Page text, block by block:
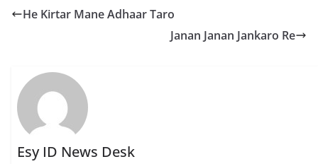
He Kirtar Mane Adhaar Taro
Janan Janan Jankaro Re
Esy ID News Desk